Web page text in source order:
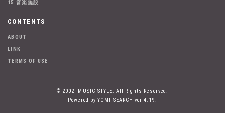
15.音楽施設
CONTENTS
ABOUT
LINK
TERMS OF USE
© 2002- MUSIC-STYLE. All Rights Reserved.
Powered by YOMI-SEARCH ver 4.19.